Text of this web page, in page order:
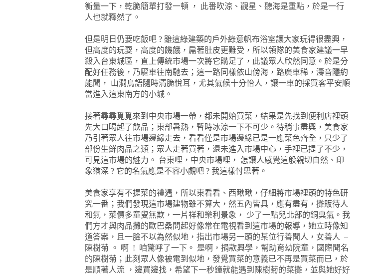
衡量一下，乾脆簡單打發一頓 ，
此番吹涼、觀星、聽海是重點，於是一行
人也就釋然了。
但是明日仍要吃飯吧 ? 雖這綠建築的戶外綠意帆布浴室讓大家玩得很盡興，
但高度的玩耍，高度的饑餓，扁著肚皮更難受，所以領隊的美食家建議一早
殺入台東城區，直上傳統市場一次將它購足了，此議眾人欣然同意。於是分
配好任務後，乃驅車往南馳去；這一路同樣依山傍海，路廣車稀，濤音隱約
能聞，
山澗鳥語隨時清脆悅耳，尤其氣候十分怡人，讓一車的採買客平安順
當進入這東南方的小城。
接著尋尋覓覓來到中央市場一帶，都未開始買菜，結果是先找到便利店裡頭
先大口喝起了飲品；東部暑熱，暫時冰涼一下不可少。待稍事盡興，美食家
乃引著眾人往市場邊緣走去，看看僅是市場邊緣已是一應菜色齊全，只少了
部份生鮮肉品之類；眾人走著買著，還未進入市場中心，手裡已提了不少，
可見這市場的魅力。 台東哩，中央市場哩，
怎讓人感覺這般親切自然、印
象猶深 ? 它的名氣應是不容小覷吧 ? 我這樣忖思著。
美食家享有不提菜的禮遇，所以東看看、西瞅瞅，仔細將市場裡頭的特色研
究一番；我們發現這市場建物雖不算大，然五內皆具，應有盡有，攤販待人
和氣，菜價多童叟無欺，一片祥和樂利景象，
少了一點兒北部的銅臭氣。我
們方才與肉品攤的歐巴桑問起好像常在電視看到這市場的報導，她立時像知
道答案，且一臉不以為然似地，指出市場另一頭的某位行善聞人，女善人 –
陳樹菊 。
啊 ! 咱驚呼了一下。 是啊，捐款興學，幫助育幼院童，國際聞名
的陳樹菊；此刻眾人像被電到似地，發覺買菜的意義已不再是買菜而已，於
是順著人流 ， 邊買邊找，希望下一秒鐘就能遇到陳樹菊的菜攤，並與她好好